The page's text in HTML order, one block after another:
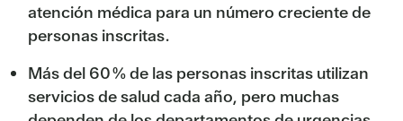
atención médica para un número creciente de
personas inscritas.
Más del 60 % de las personas inscritas utilizan
servicios de salud cada año, pero muchas